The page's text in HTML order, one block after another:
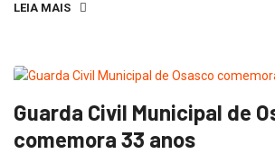
LEIA MAIS
Guarda Civil Municipal de
comemora 33 anos